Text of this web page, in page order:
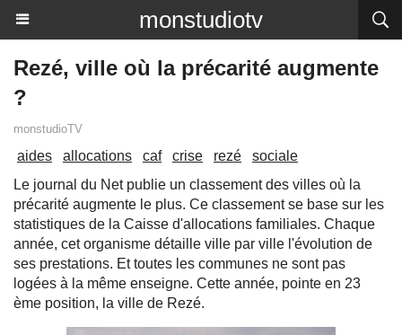
monstudiotv
Rezé, ville où la précarité augmente
?
monstudioTV
aides allocations caf crise rezé
sociale
Le journal du Net publie un classement des villes où la
précarité augmente le plus. Ce classement se base sur les
statistiques de la Caisse d'allocations familiales. Chaque
année, cet organisme détaille ville par ville l'évolution de
ses prestations. Et toutes les communes ne sont pas
logées à la même enseigne. Cette année, pointe en 23
ème position, la ville de Rezé.